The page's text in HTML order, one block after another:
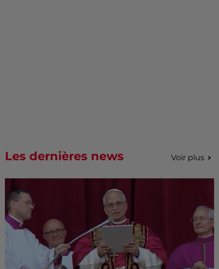
Les dernières news Voir plus